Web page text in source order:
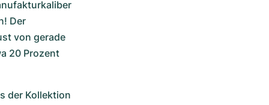
Der
von gerade
20 Prozent
der Kollektion